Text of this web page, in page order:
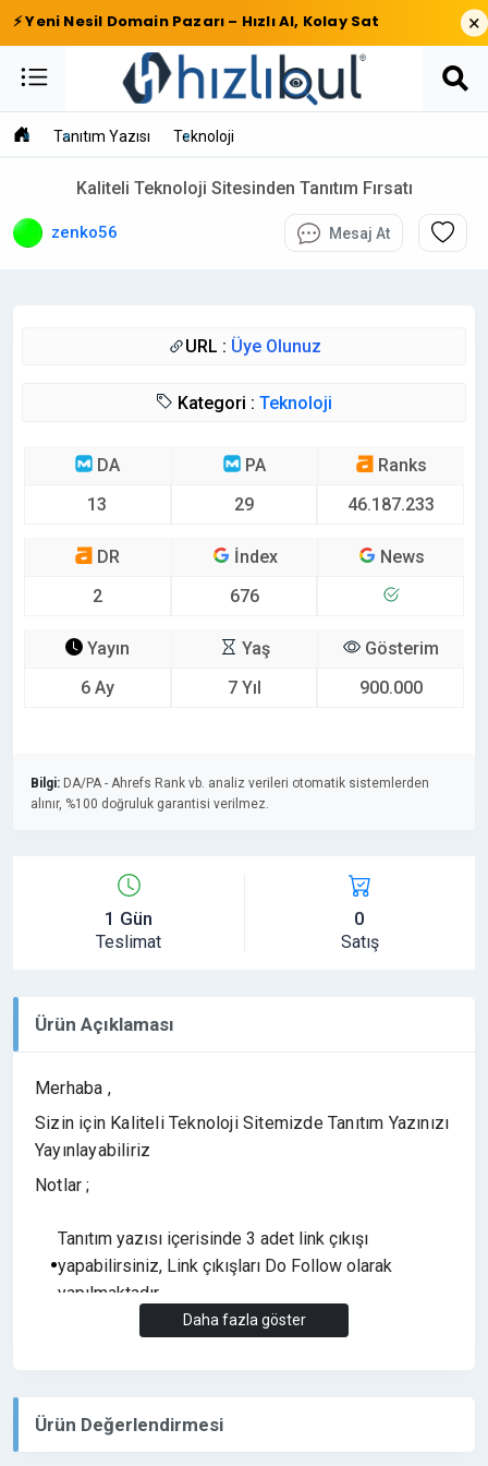
⚡ Yeni Nesil Domain Pazarı – Hızlı Al, Kolay Sat ×
Tanıtım Yazısı Teknoloji
Kaliteli Teknoloji Sitesinden Tanıtım Fırsatı
zenko56 Mesaj At
URL : Üye Olunuz
Kategori : Teknoloji
DA
13
PA
29
Ranks
46.187.233
DR
2
İndex
676
News
Yayın
6 Ay
Yaş
7 Yıl
Gösterim
900.000
Bilgi: DA/PA - Ahrefs Rank vb. analiz verileri otomatik sistemlerden
alınır, %100 doğruluk garantisi verilmez.
1 Gün
Teslimat
0
Satış
Ürün Açıklaması
Merhaba ,
Sizin için Kaliteli Teknoloji Sitemizde Tanıtım Yazınızı
Yayınlayabiliriz
Notlar ;
Tanıtım yazısı içerisinde 3 adet link çıkışı
yapabilirsiniz, Link çıkışları Do Follow olarak
yapılmaktadır.
Bahis, Medyum, 18+ vb. Yasa dışı olan sitelerin
eklenmiştir. Tanıtım yazıları her hangi bir sorun
olmadığı sürece bir kaç yıl yayında kalmaktadır.
Daha fazla göster
Ürün Değerlendirmesi